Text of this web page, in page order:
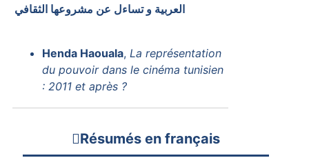
العربية و تساءل عن مشروعها الثقافي
Henda Haouala, La représentation
du pouvoir dans le cinéma tunisien
: 2011 et après ?
Résumés en français